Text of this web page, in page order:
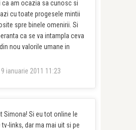
ca am ocazia sa cunosc si
cu toate progesele mintii
spre binele omenirii. Si
ca se va intampla ceva
nou valorile umane in
9 ianuarie 2011 11:23
Simona! Si eu tot online le
links, dar ma mai uit si pe